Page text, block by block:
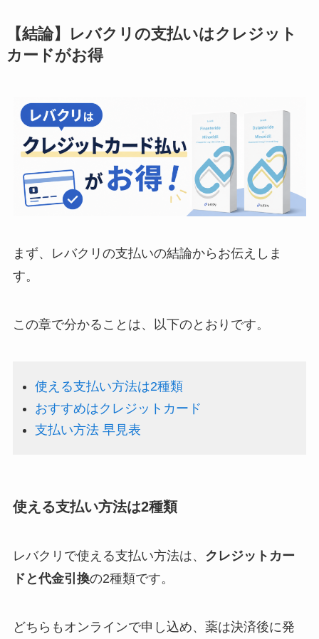
【結論】レバクリの支払いはクレジット
カードがお得
まず、レバクリの支払いの結論からお伝えしま
す。
この章で分かることは、以下のとおりです。
使える支払い方法は2種類
おすすめはクレジットカード
支払い方法 早見表
使える支払い方法は2種類
レバクリで使える支払い方法は、 クレジットカー
ドと代金引換の2種類です。
どちらもオンラインで申し込め、薬は決済後に発